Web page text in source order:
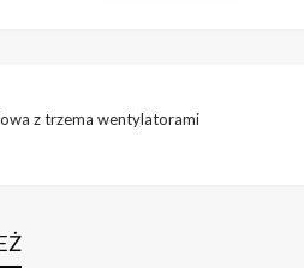
z trzema wentylatorami